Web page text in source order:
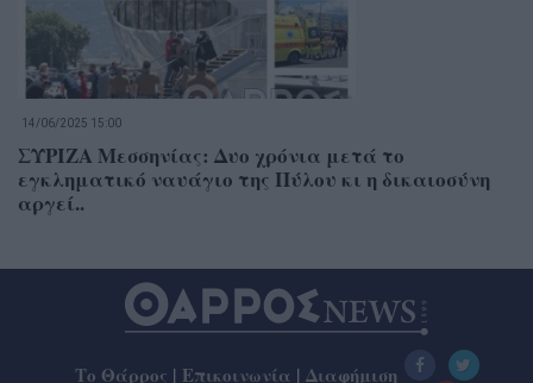
14/06/2025 15:00
ΣΥΡΙΖΑ Μεσσηνίας: Δυο χρόνια μετά το
εγκληματικό ναυάγιο της Πύλου κι η δικαιοσύνη
αργεί..
Το Θάρρος | Επικοινωνία | Διαφήμιση